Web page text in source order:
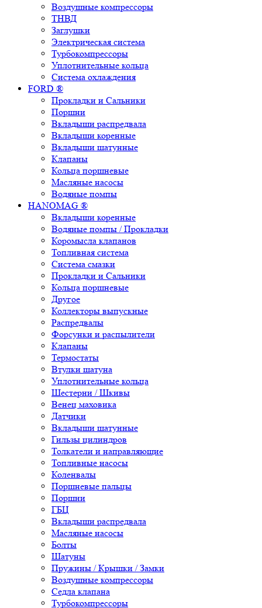
Воздушные компрессоры
ТНВД
Заглушки
Электрическая система
Турбокомпрессоры
Уплотнительные кольца
Система охлаждения
FORD ®
Прокладки и Сальники
Поршни
Вкладыши распредвала
Вкладыши коренные
Вкладыши шатунные
Клапаны
Кольца поршневые
Масляные насосы
Водяные помпы
HANOMAG ®
Вкладыши коренные
Водяные помпы / Прокладки
Коромысла клапанов
Топливная система
Система смазки
Прокладки и Сальники
Кольца поршневые
Другое
Коллекторы выпускные
Распредвалы
Форсунки и распылители
Клапаны
Термостаты
Втулки шатуна
Уплотнительные кольца
Шестерни / Шкивы
Венец маховика
Датчики
Вкладыши шатунные
Гильзы цилиндров
Толкатели и направляющие
Топливные насосы
Коленвалы
Поршневые пальцы
Поршни
ГБЦ
Вкладыши распредвала
Масляные насосы
Болты
Шатуны
Пружины / Крышки / Замки
Воздушные компрессоры
Седла клапана
Турбокомпрессоры